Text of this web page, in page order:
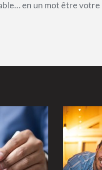
en un mot être